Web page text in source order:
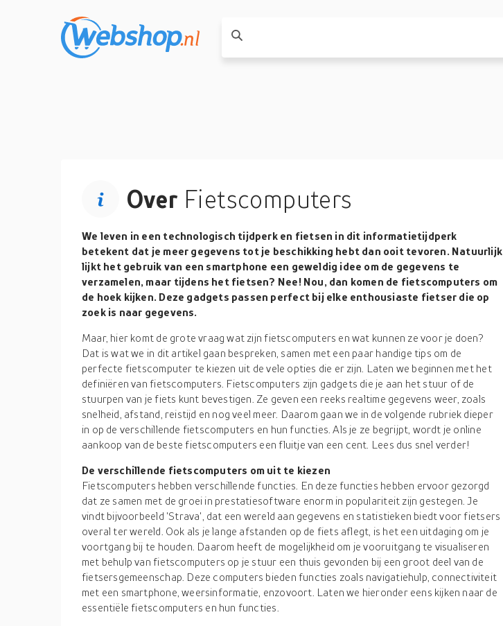
Over Fietscomputers
We leven in een technologisch tijdperk en fietsen in dit informatietijdperk
betekent dat je meer gegevens tot je beschikking hebt dan ooit tevoren. Natuurlijk
lijkt het gebruik van een smartphone een geweldig idee om de gegevens te
verzamelen, maar tijdens het fietsen? Nee! Nou, dan komen de fietscomputers om
de hoek kijken. Deze gadgets passen perfect bij elke enthousiaste fietser die op
zoek is naar gegevens.
Maar, hier komt de grote vraag wat zijn fietscomputers en wat kunnen ze voor je doen?
Dat is wat we in dit artikel gaan bespreken, samen met een paar handige tips om de
perfecte fietscomputer te kiezen uit de vele opties die er zijn. Laten we beginnen met het
definiëren van fietscomputers. Fietscomputers zijn gadgets die je aan het stuur of de
stuurpen van je fiets kunt bevestigen. Ze geven een reeks realtime gegevens weer, zoals
snelheid, afstand, reistijd en nog veel meer. Daarom gaan we in de volgende rubriek dieper
in op de verschillende fietscomputers en hun functies. Als je ze begrijpt, wordt je online
aankoop van de beste fietscomputers een fluitje van een cent. Lees dus snel verder!
De verschillende fietscomputers om uit te kiezen
Fietscomputers hebben verschillende functies. En deze functies hebben ervoor gezorgd
dat ze samen met de groei in prestatiesoftware enorm in populariteit zijn gestegen. Je
vindt bijvoorbeeld 'Strava', dat een wereld aan gegevens en statistieken biedt voor fietsers
overal ter wereld. Ook als je lange afstanden op de fiets aflegt, is het een uitdaging om je
voortgang bij te houden. Daarom heeft de mogelijkheid om je vooruitgang te visualiseren
met behulp van fietscomputers op je stuur een thuis gevonden bij een groot deel van de
fietsersgemeenschap. Deze computers bieden functies zoals navigatiehulp, connectiviteit
met een smartphone, weersinformatie, enzovoort. Laten we hieronder eens kijken naar de
essentiële fietscomputers en hun functies.